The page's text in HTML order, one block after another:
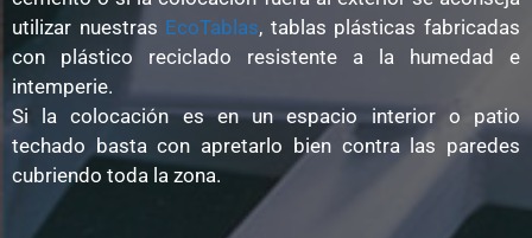
utilizar nuestras EcoTablas, tablas plásticas fabricadas
con plástico reciclado resistente a la humedad e
intemperie.
Si la colocación es en un espacio interior o patio
techado basta con apretarlo bien contra las paredes
cubriendo toda la zona.